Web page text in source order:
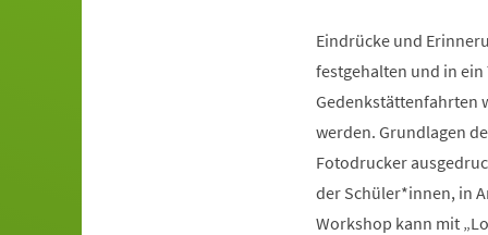
Eindrücke und
festgehalten und in ein
Gedenkstättenfahrten
werden. Grundlagen
Fotodrucker
der Schüler*innen, in
Workshop kann mit